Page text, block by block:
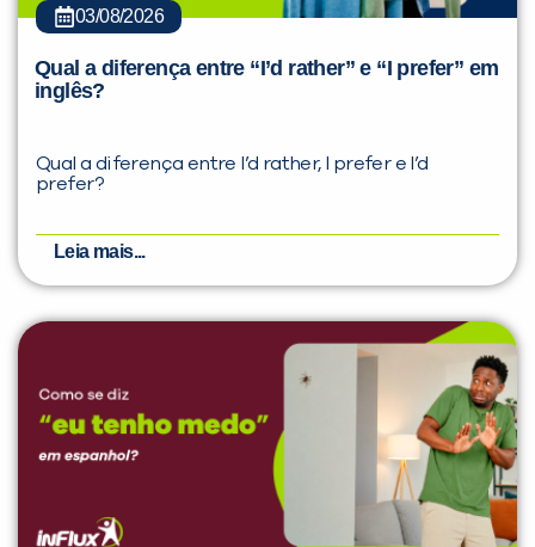
03/08/2026
Qual a diferença entre “I’d rather” e “I prefer” em
inglês?
Qual a diferença entre I’d rather, I prefer e I’d
prefer?
Leia mais...